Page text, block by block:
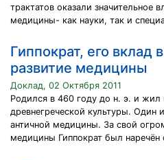
трактатов оказали значительное
медицины- как науки, так и
Гиппократ, его вклад
развитие медицины
Доклад, 02 Октября 2011
Родился в 460 году до н. э. и жил
древнегреческой культуры. Один
античной медицины. За свой
медицины Гиппократ был